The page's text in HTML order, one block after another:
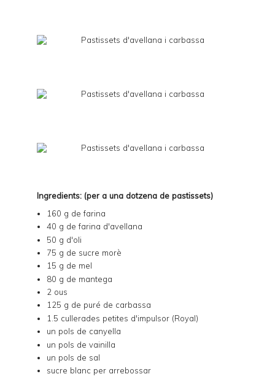
Ingredients: (per a una dotzena de pastissets)
160 g de farina
40 g de farina d'avellana
50 g d'oli
75 g de sucre morè
15 g de mel
80 g de mantega
2 ous
125 g de puré de carbassa
1.5 cullerades petites d'impulsor (Royal)
un pols de canyella
un pols de vainilla
un pols de sal
sucre blanc per arrebossar